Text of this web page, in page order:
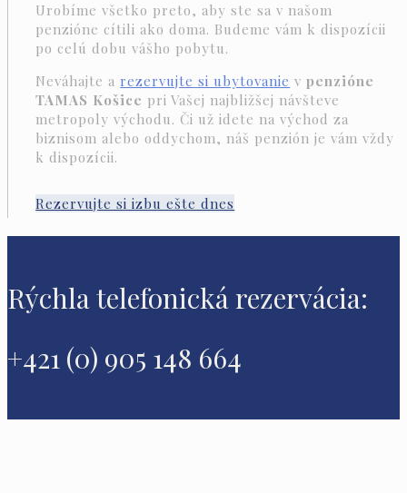
Urobíme všetko preto, aby ste sa v našom
penzióne cítili ako doma. Budeme vám k dispozícii
po celú dobu vášho pobytu.
Neváhajte a rezervujte si ubytovanie vpenzióne
TAMAS Košice pri Vašej najbližšej návšteve
metropoly východu. Či už idete na východ za
biznisom alebo oddychom, náš penzión je vám vždy
k dispozícii.
Rezervujte si izbu ešte dnes
Rýchla telefonická rezervácia:
+421 (0) 905 148 664